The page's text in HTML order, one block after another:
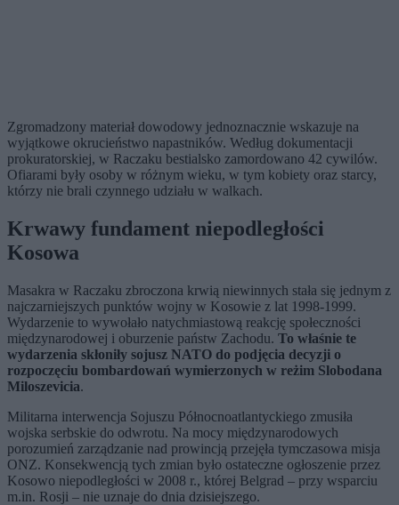
Zgromadzony materiał dowodowy jednoznacznie wskazuje na
wyjątkowe okrucieństwo napastników. Według dokumentacji
prokuratorskiej, w Raczaku bestialsko zamordowano 42 cywilów.
Ofiarami były osoby w różnym wieku, w tym kobiety oraz starcy,
którzy nie brali czynnego udziału w walkach.
Krwawy fundament niepodległości
Kosowa
Masakra w Raczaku zbroczona krwią niewinnych stała się jednym z
najczarniejszych punktów wojny w Kosowie z lat 1998-1999.
Wydarzenie to wywołało natychmiastową reakcję społeczności
międzynarodowej i oburzenie państw Zachodu. To właśnie te
wydarzenia skłoniły sojusz NATO do podjęcia decyzji o
rozpoczęciu bombardowań wymierzonych w reżim Slobodana
Miloszevicia.
Militarna interwencja Sojuszu Północnoatlantyckiego zmusiła
wojska serbskie do odwrotu. Na mocy międzynarodowych
porozumień zarządzanie nad prowincją przejęła tymczasowa misja
ONZ. Konsekwencją tych zmian było ostateczne ogłoszenie przez
Kosowo niepodległości w 2008 r., której Belgrad – przy wsparciu
m.in. Rosji – nie uznaje do dnia dzisiejszego.